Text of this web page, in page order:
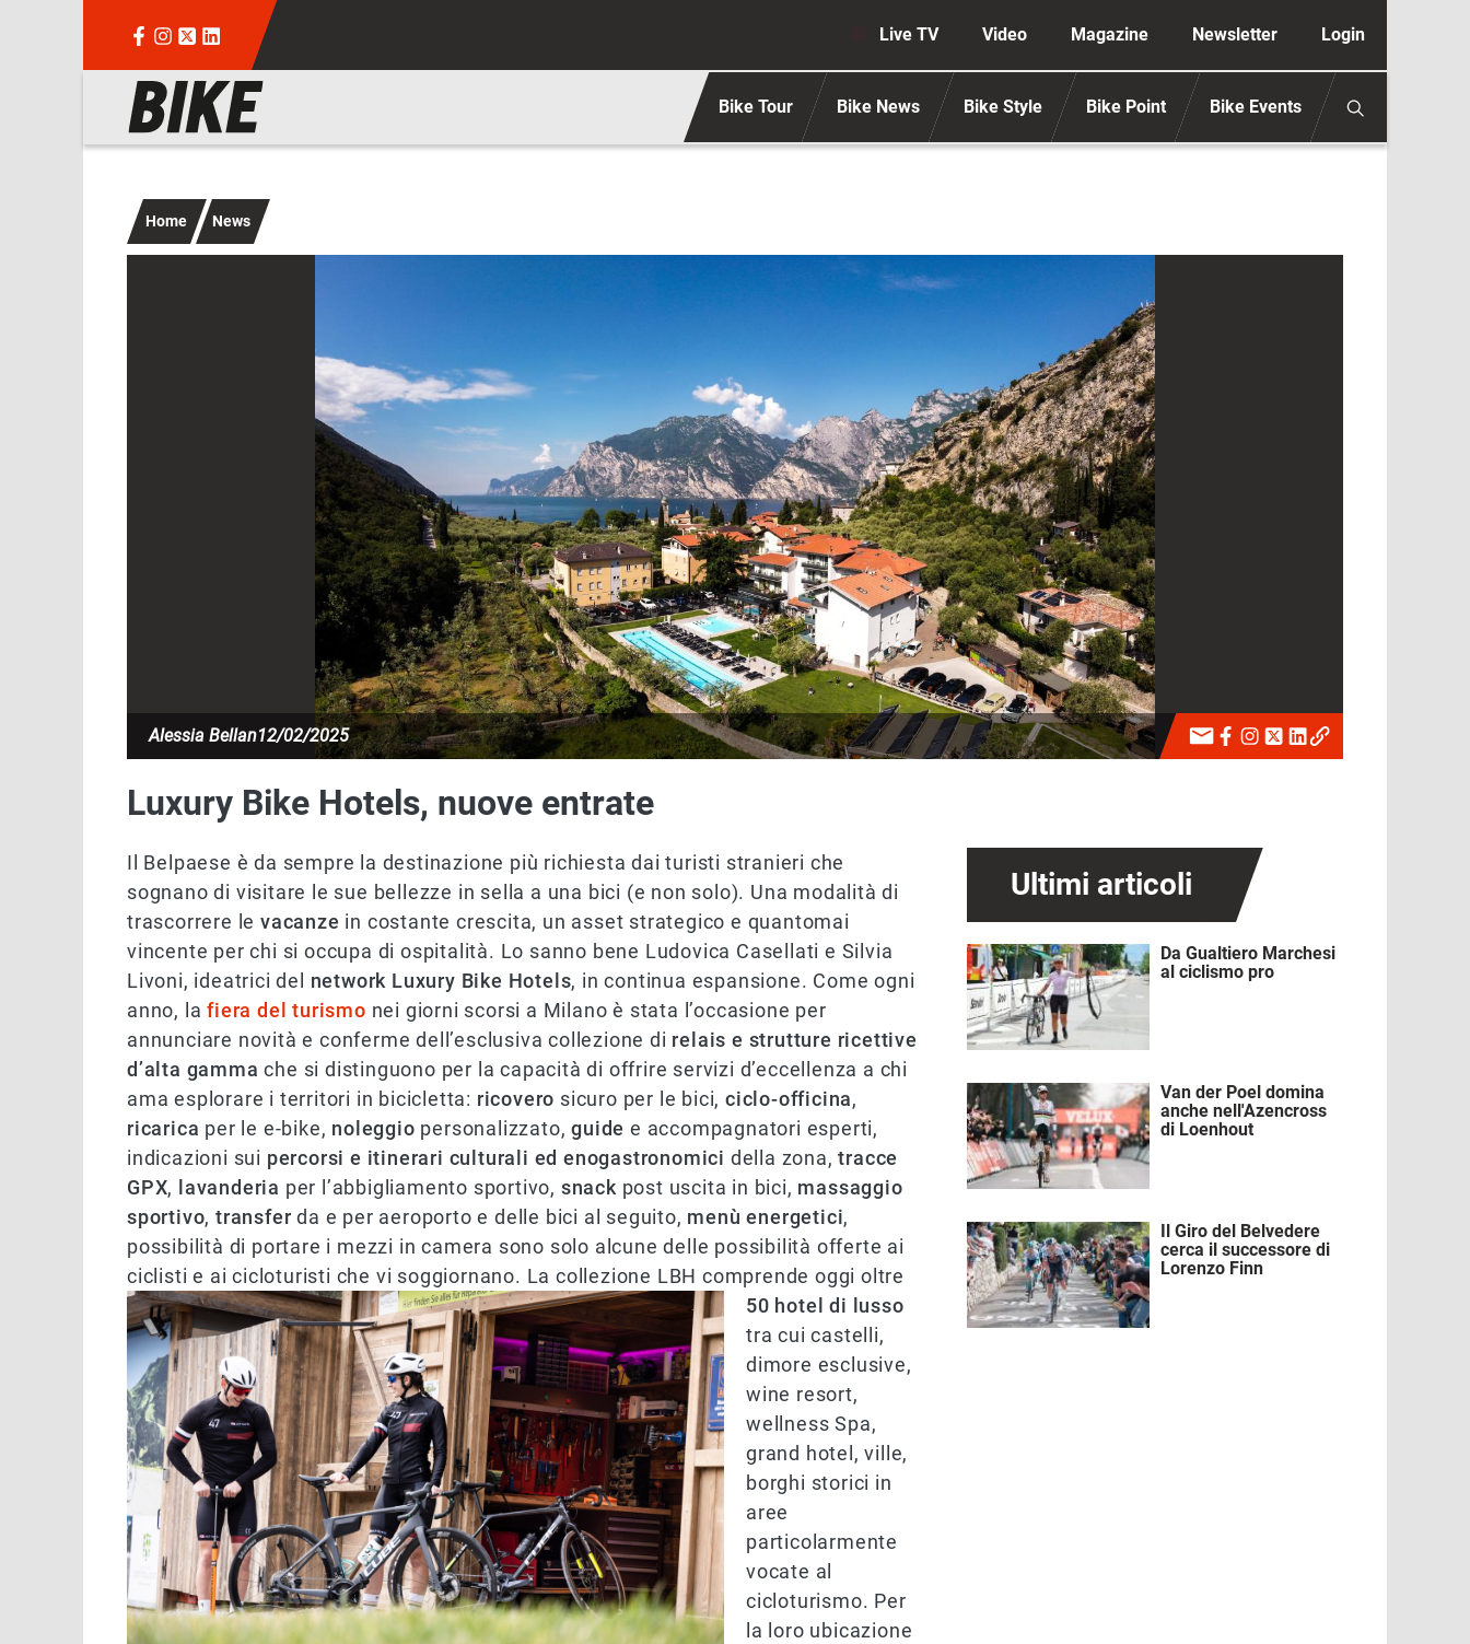
Navigazione secondaria anonimo
Live TV Video Magazine Newsletter Login
Navigazione principale Bike Tour Bike News Bike Style Bike Point Bike Events
Home News
Alessia Bellan12/02/2025
Luxury Bike Hotels, nuove entrate
Il Belpaese è da sempre la destinazione più richiesta dai turisti stranieri che
sognano di visitare le sue bellezze in sella a una bici (e non solo). Una modalità di
trascorrere levacanze in costante crescita, un asset strategico e quantomai
vincente per chi si occupa di ospitalità. Lo sanno bene Ludovica Casellati e Silvia
Livoni, ideatrici del network Luxury Bike Hotels, in continua espansione. Come ogni
anno, lafiera del turismo nei giorni scorsi a Milano è stata l’occasione per
annunciare novità e conferme dell’esclusiva collezione di relais e strutture ricettive
d’alta gammache si distinguono per la capacità di offrire servizi d’eccellenza a chi
ama esplorare i territori in bicicletta: ricovero sicuro per le bici,ciclo-officina,
ricarica per le e-bike, noleggio personalizzato,guide e accompagnatori esperti,
indicazioni sui percorsi e itinerari culturali ed enogastronomici della zona,tracce
GPX, lavanderia per l’abbigliamento sportivo, snack post uscita in bici, massaggio
sportivo,transfer da e per aeroporto e delle bici al seguito, menù energetici,
possibilità di portare i mezzi in camera sono solo alcune delle possibilità offerte ai
ciclisti e ai cicloturisti che vi soggiornano. La collezione LBH comprende oggi oltre
50 hotel di lusso
tra cui castelli,
dimore esclusive,
wine resort,
wellness Spa,
grand hotel, ville,
borghi storici in
aree
particolarmente
vocate al
cicloturismo. Per
la loro ubicazione
Ultimi articoli
Immagine
Da Gualtiero Marchesi
al ciclismo pro
Immagine
Van der Poel domina
anche nell'Azencross
di Loenhout
Immagine
Il Giro del Belvedere
cerca il successore di
Lorenzo Finn